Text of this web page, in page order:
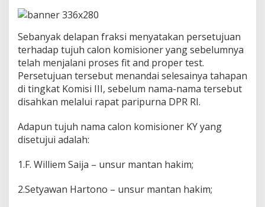
0
3
,
2
d
a
U
u
Sebanyak delapan fraksi menyatakan persetujuan
terhadap tujuh calon komisioner yang sebelumnya
telah menjalani proses fit and proper test.
Persetujuan tersebut menandai selesainya tahapan
di tingkat Komisi III, sebelum nama-nama tersebut
disahkan melalui rapat paripurna DPR RI.
Adapun tujuh nama calon komisioner KY yang
disetujui adalah:
1.F. Williem Saija – unsur mantan hakim;
2.Setyawan Hartono – unsur mantan hakim;